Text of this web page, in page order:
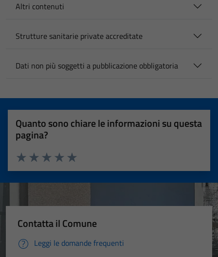
Altri contenuti
Strutture sanitarie private accreditate
Dati non più soggetti a pubblicazione obbligatoria
Quanto sono chiare le informazioni su questa
pagina?
Valuta 5 stelle su 5
Valuta 4 stelle su 5
Valuta 3 stelle su 5
Valuta 2 stelle su 5
Valuta 1 stelle su 5
Contatta il Comune
Leggi le domande frequenti